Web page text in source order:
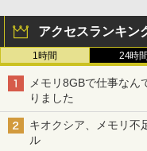
art
￥
by
￥
￥
コミ
￥
古
リ
ル
日
￥
設
2
ッ
￥
高
ポ
リ
pc
￥
3
ゾ
アクセスランキン
1時間 24時間
メモリ8GBで仕事な
りました
キオクシア、メモリ不
ル